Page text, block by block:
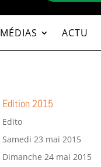
MÉDIAS ACTU
Edition 2015
Edito
Samedi 23 mai 2015
Dimanche 24 mai 2015